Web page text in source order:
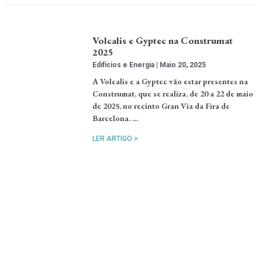
Volcalis e Gyptec na Construmat
2025
Edifícios e Energia Maio 20, 2025
A Volcalis e a Gyptec vão estar presentes na
Construmat, que se realiza, de 20 a 22 de maio
de 2025, no recinto Gran Via da Fira de
Barcelona. …
LER ARTIGO >